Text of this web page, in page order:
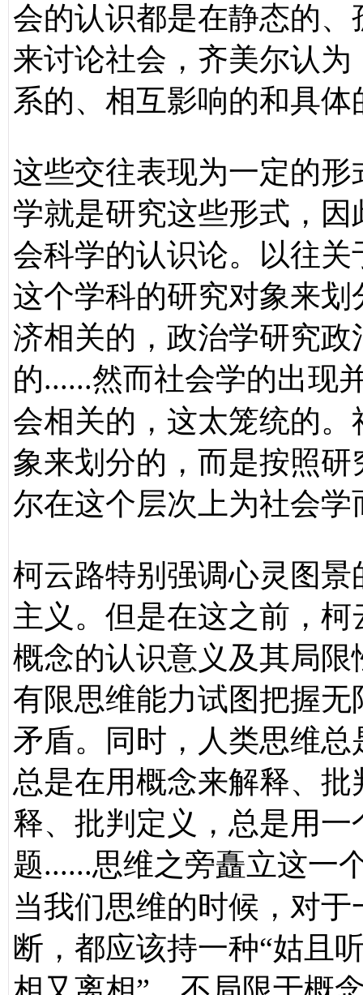
会的认识都是在静态的
来讨论社会，齐美尔认
系的、相互影响的和具体
这些交往表现为一定的
学就是研究这些形式，
会科学的认识论。以往
这个学科的研究对象来
济相关的，政治学研究
的......然而社会学的出现
会相关的，这太笼统的
象来划分的，而是按照
尔在这个层次上为社会学
柯云路特别强调心灵图
主义。但是在这之前，
概念的认识意义及其局
有限思维能力试图把握
矛盾。同时，人类思维
总是在用概念来解释、
释、批判定义，总是用
题......思维之旁矗立这一
当我们思维的时候，对
断，都应该持一种“姑且